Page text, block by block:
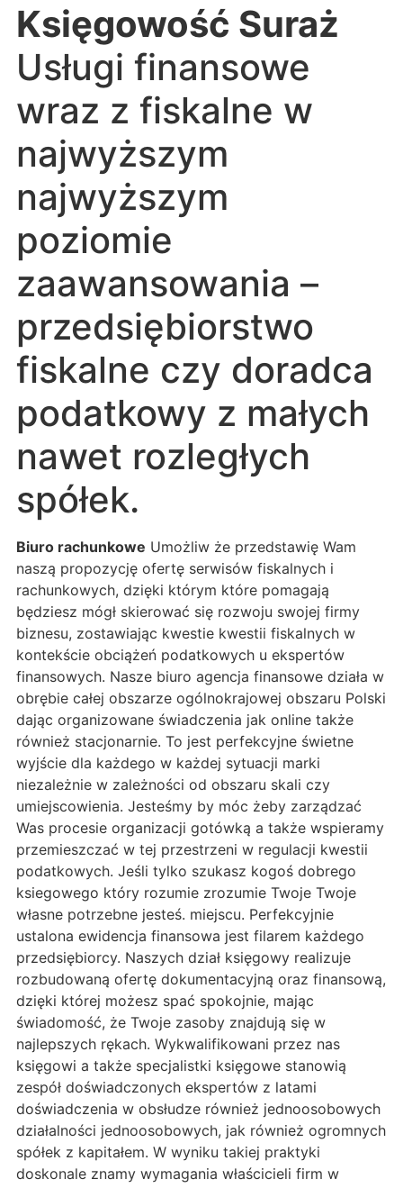
Księgowość Suraż
Usługi finansowe
wraz z fiskalne w
najwyższym
najwyższym
poziomie
zaawansowania –
przedsiębiorstwo
fiskalne czy doradca
podatkowy z małych
nawet rozległych
spółek.
Biuro rachunkowe Umożliw że przedstawię Wam
naszą propozycję ofertę serwisów fiskalnych i
rachunkowych, dzięki którym które pomagają
będziesz mógł skierować się rozwoju swojej firmy
biznesu, zostawiając kwestie kwestii fiskalnych w
kontekście obciążeń podatkowych u ekspertów
finansowych. Nasze biuro agencja finansowe działa w
obrębie całej obszarze ogólnokrajowej obszaru Polski
dając organizowane świadczenia jak online także
również stacjonarnie. To jest perfekcyjne świetne
wyjście dla każdego w każdej sytuacji marki
niezależnie w zależności od obszaru skali czy
umiejscowienia. Jesteśmy by móc żeby zarządzać
Was procesie organizacji gotówką a także wspieramy
przemieszczać w tej przestrzeni w regulacji kwestii
podatkowych. Jeśli tylko szukasz kogoś dobrego
ksiegowego który rozumie zrozumie Twoje Twoje
własne potrzebne jesteś. miejscu. Perfekcyjnie
ustalona ewidencja finansowa jest filarem każdego
przedsiębiorcy. Naszych dział księgowy realizuje
rozbudowaną ofertę dokumentacyjną oraz finansową,
dzięki której możesz spać spokojnie, mając
świadomość, że Twoje zasoby znajdują się w
najlepszych rękach. Wykwalifikowani przez nas
księgowi a także specjalistki księgowe stanowią
zespół doświadczonych ekspertów z latami
doświadczenia w obsłudze również jednoosobowych
działalności jednoosobowych, jak również ogromnych
spółek z kapitałem. W wyniku takiej praktyki
doskonale znamy wymagania właścicieli firm w